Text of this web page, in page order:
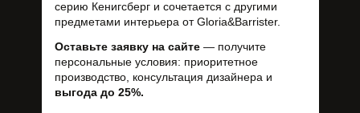
серию Кенигсберг и сочетается с другими
предметами интерьера от Gloria&Barrister.
Оставьте заявку на сайте— получите
персональные условия: приоритетное
производство, консультация дизайнера и
выгода до 25%.